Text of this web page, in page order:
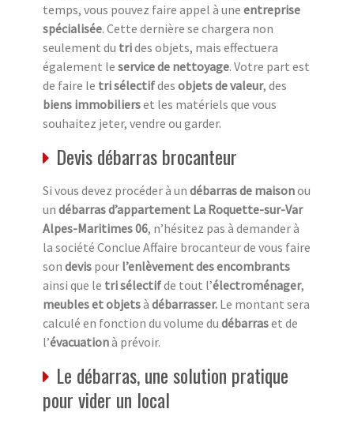
temps, vous pouvez faire appel à une entreprise
spécialisée. Cette dernière se chargera non
seulement du trides objets, mais effectuera
également le service de nettoyage. Votre part est
de faire le tri sélectifdes objets de valeur, des
biens immobilierset les matériels que vous
souhaitez jeter, vendre ou garder.
Devis débarras brocanteur
Si vous devez procéder à un débarras de maisonou
un débarras d’appartement La Roquette-sur-Var
Alpes-Maritimes 06, n’hésitez pas à demander à
la société Conclue Affaire brocanteur de vous faire
son devis pour l’enlèvement des encombrants
ainsi que le tri sélectifde tout l’électroménager,
meubles et objetsà débarrasser. Le montant sera
calculé en fonction du volume du débarraset de
l’évacuationà prévoir.
Le débarras, une solution pratique
pour vider un local